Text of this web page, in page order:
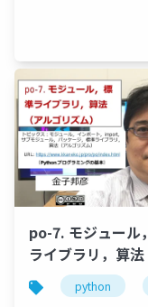
po-7. モジュール
ライブラリ，算
ルゴリズム）
python